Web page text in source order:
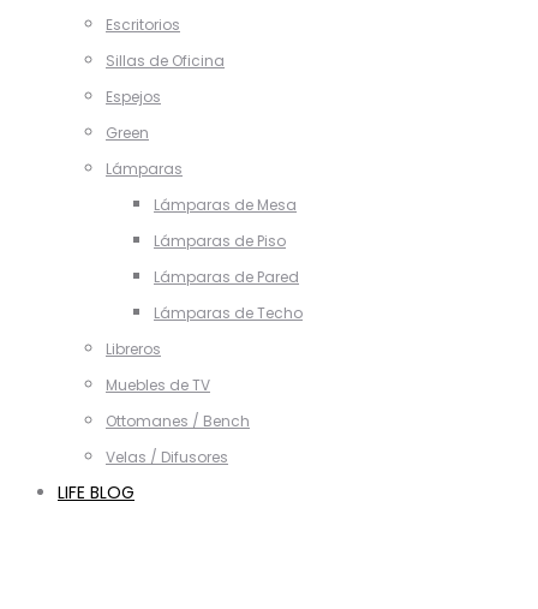
Escritorios
Sillas de Oficina
Espejos
Green
Lámparas
Lámparas de Mesa
Lámparas de Piso
Lámparas de Pared
Lámparas de Techo
Libreros
Muebles de TV
Ottomanes / Bench
Velas / Difusores
LIFE BLOG